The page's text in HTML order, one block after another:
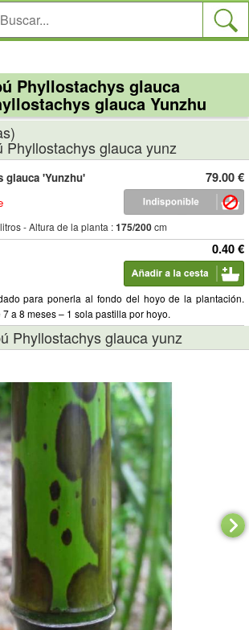
Phyllostachys glauca
glauca Yunzhu
Phyllostachys glauca yunz
79.00 €
glauca 'Yunzhu'
- Altura de la planta :175/200cm
0.40 €
para ponerla al fondo del hoyo de la plantación.
a 8 meses – 1 sola pastilla por hoyo.
Phyllostachys glauca yunz